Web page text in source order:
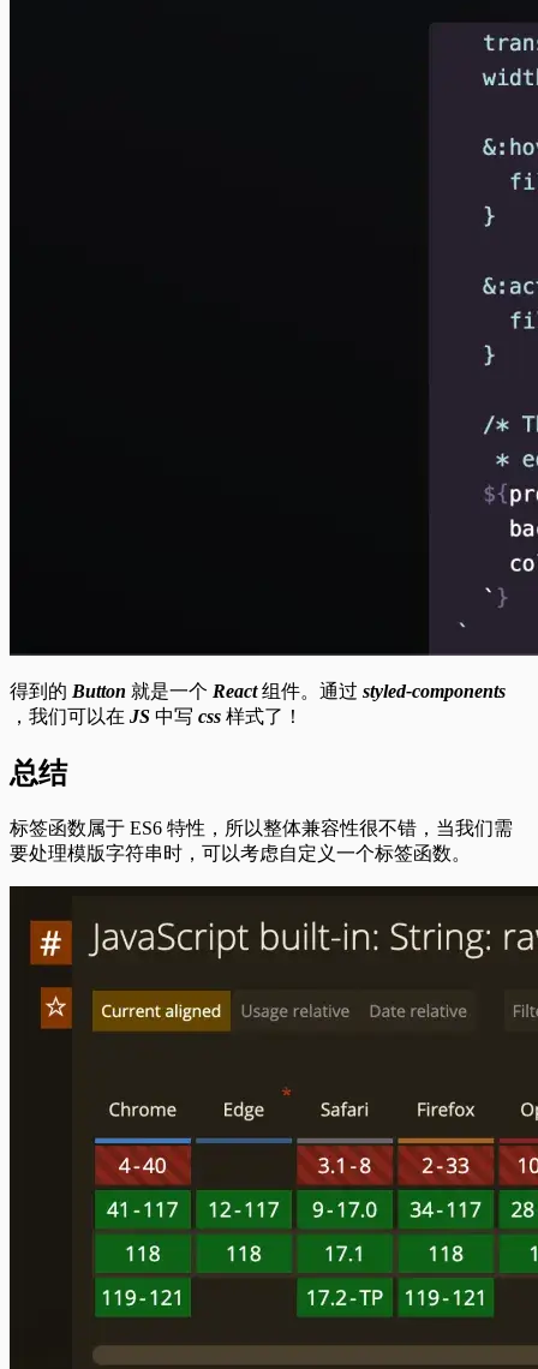
得到的 Button 就是一个 React组件。通过 styled-components
，我们可以在 JS 中写 css 样式了！
总结
标签函数属于 ES6 特性，所以整体兼容性很不错，当我们需
要处理模版字符串时，可以考虑自定义一个标签函数。